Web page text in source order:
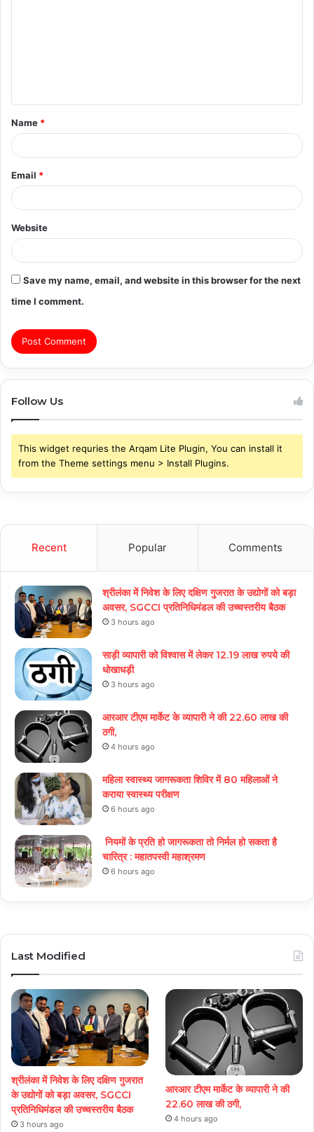
t
*
Name *
Email *
Website
Save my name, email, and website in this browser for the next
time I comment.
Follow Us
This widget requries the Arqam Lite Plugin, You can install it
from the Theme settings menu > Install Plugins.
Recent Popular Comments
श्रीलंका में निवेश के लिए दक्षिण गुजरात के उद्योगों को बड़ा
अवसर, SGCCI प्रतिनिधिमंडल की उच्चस्तरीय बैठक
3 hours ago
साड़ी व्यापारी को विश्वास में लेकर 12.19 लाख रुपये की
धोखाधड़ी
3 hours ago
आरआर टीएम मार्केट के व्यापारी ने की 22.60 लाख की
ठगी,
4 hours ago
महिला स्वास्थ्य जागरूकता शिविर में 80 महिलाओं ने
कराया स्वास्थ्य परीक्षण
6 hours ago
नियमों के प्रति हो जागरूकता तो निर्मल हो सकता है
चारित्र : महातपस्वी महाश्रमण
6 hours ago
Last Modified
श्रीलंका में निवेश के लिए दक्षिण गुजरात
के उद्योगों को बड़ा अवसर, SGCCI
प्रतिनिधिमंडल की उच्चस्तरीय बैठक
3 hours ago
आरआर टीएम मार्केट के व्यापारी ने की
22.60 लाख की ठगी,
4 hours ago